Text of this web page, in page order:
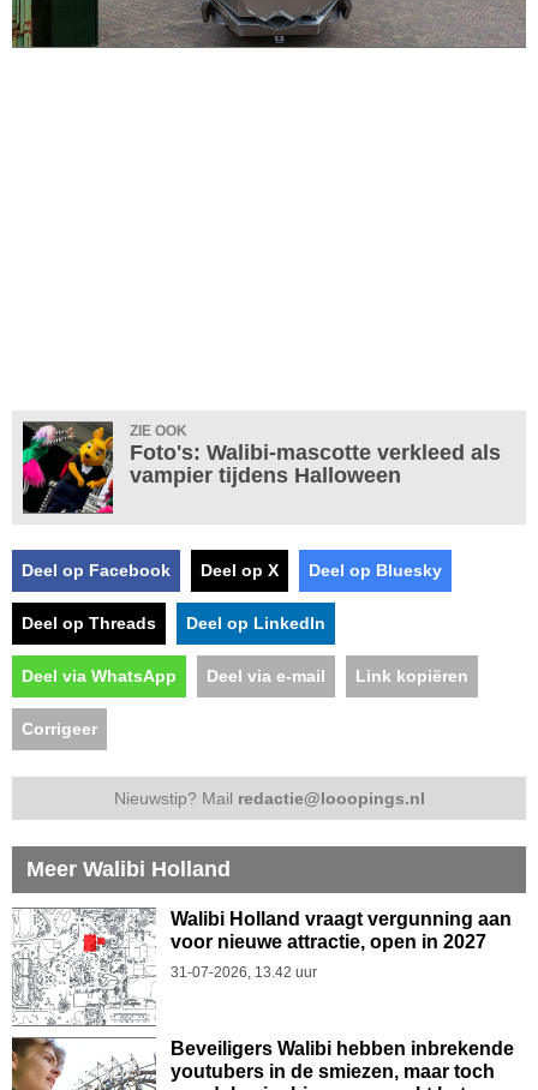
ZIE OOK
Foto's: Walibi-mascotte verkleed als
vampier tijdens Halloween
Deel op Facebook Deel op X Deel op Bluesky
Deel op Threads Deel op LinkedIn
Deel via WhatsApp Deel via e-mail Link kopiëren
Corrigeer
Nieuwstip? Mail redactie@looopings.nl
Meer Walibi Holland
Walibi Holland vraagt vergunning aan
voor nieuwe attractie, open in 2027
31-07-2026, 13.42 uur
Beveiligers Walibi hebben inbrekende
youtubers in de smiezen, maar toch